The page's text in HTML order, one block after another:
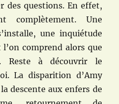
des questions. En effet,
complètement. Une
une inquiétude
comprend alors que
Reste à découvrir le
La disparition d’Amy
descente aux enfers de